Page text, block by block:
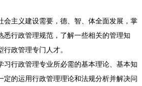
会主义建设需要，德、智、体全面发展，掌
悉行政管理规范，了解一些相关的管理知
政管理专门人才。
习行政管理专业所必需的基本理论、基本知
定的运用行政管理理论和法规分析并解决问